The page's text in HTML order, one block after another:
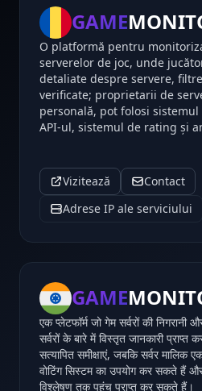
GAME
O platformă pentru
serverelor de joc, unde
detaliate despre servere,
verificate; proprietarii de
personală, pot folosi sistemul
API-ul, sistemul de rating și
Vizitează
Contact
Adrese IP ale serviciului
GAME
एक प्लेटफॉर्म जो गेम सर्वरों की
सर्वरों के बारे में विस्तृत जानकारी
सत्यापित समीक्षाएं, जबकि सर्वर मालिक
वोटिंग सिस्टम का उपयोग कर सकते हैं
विश्लेषण तक पहुंच प्राप्त कर सकते हैं।